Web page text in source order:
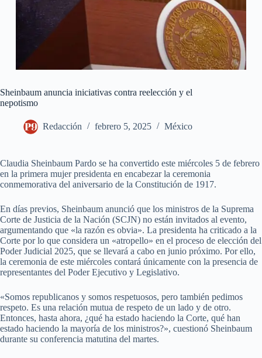
Sheinbaum anuncia iniciativas contra reelección y el
nepotismo
Redacción febrero 5, 2025 México
Claudia Sheinbaum Pardo se ha convertido este miércoles 5 de febrero
en la primera mujer presidenta en encabezar la ceremonia
conmemorativa del aniversario de la Constitución de 1917.
En días previos, Sheinbaum anunció que los ministros de la Suprema
Corte de Justicia de la Nación (SCJN) no están invitados al evento,
argumentando que «la razón es obvia». La presidenta ha criticado a la
Corte por lo que considera un «atropello» en el proceso de elección del
Poder Judicial 2025, que se llevará a cabo en junio próximo. Por ello,
la ceremonia de este miércoles contará únicamente con la presencia de
representantes del Poder Ejecutivo y Legislativo.
«Somos republicanos y somos respetuosos, pero también pedimos
respeto. Es una relación mutua de respeto de un lado y de otro.
Entonces, hasta ahora, ¿qué ha estado haciendo la Corte, qué han
estado haciendo la mayoría de los ministros?», cuestionó Sheinbaum
durante su conferencia matutina del martes.